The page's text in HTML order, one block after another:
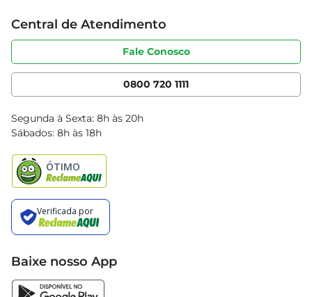
Sobre privacidade
Portal do fornecedor
Cencosud Media
Produtos Bretas
Código de ética
Serviços
Clube Bretas
Blog Bretas
Black Friday
Central de Atendimento
Fale Conosco
0800 720 1111
Segunda à Sexta: 8h às 20h
Sábados: 8h às 18h
Baixe nosso App